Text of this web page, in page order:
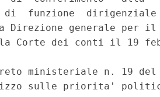
funzione
Direzione generale
Corte dei conti il 19
ministeriale n. 19
sulle priorita'